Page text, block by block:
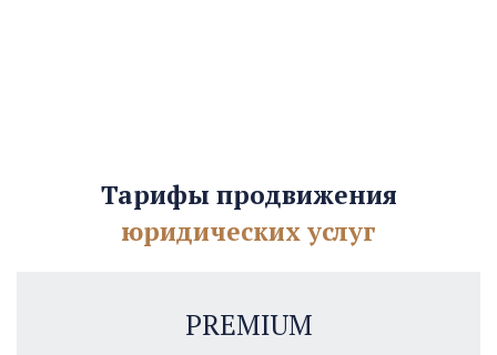
Тарифы продвижения
юридических услуг
PREMIUM